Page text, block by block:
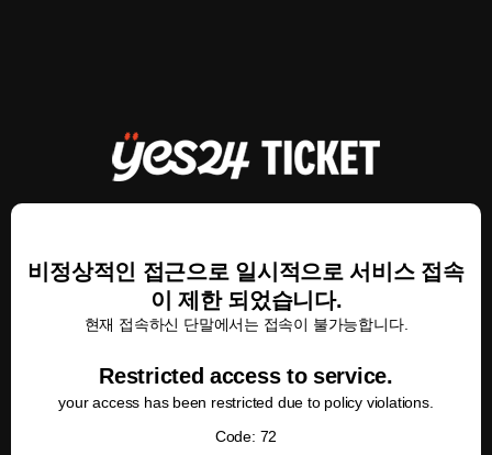
비정상적인 접근으로 일시적으로 서비스 접속
이 제한 되었습니다.
현재 접속하신 단말에서는 접속이 불가능합니다.
Restricted access to service.
your access has been restricted due to policy violations.
Code: 72